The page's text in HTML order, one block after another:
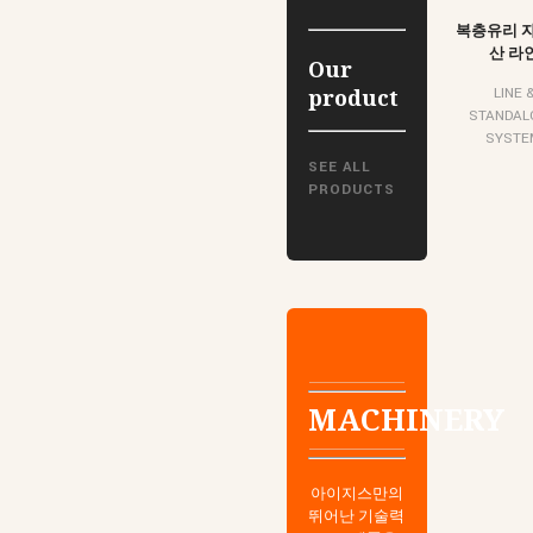
Our
product
SEE ALL
PRODUCTS
MACHINERY
아이지스만의
뛰어난 기술력
복층유리
산 라
LINE &